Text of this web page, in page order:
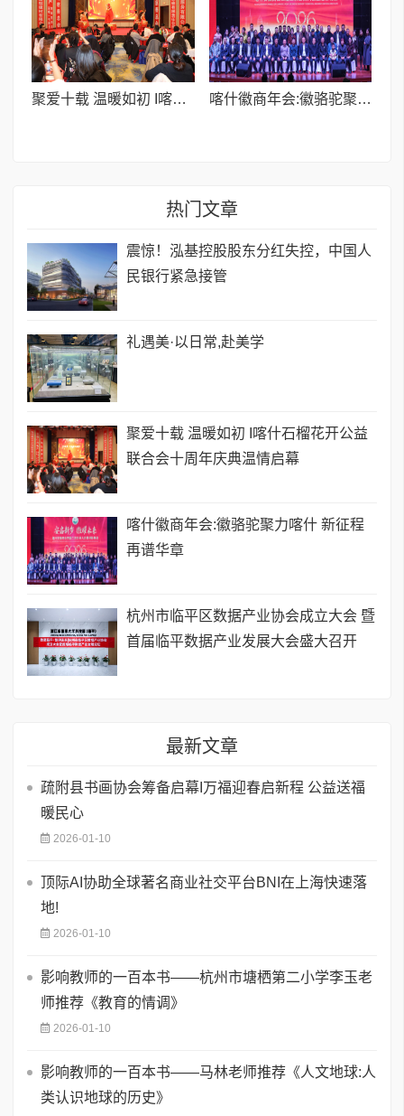
聚爱十载 温暖如初 I喀什石榴花开公益联合会十周年庆典温情启幕 喀什徽商年会:徽骆驼聚力喀什 新征程再谱华章
热门文章
震惊！泓基控股股东分红失控，中国人
民银行紧急接管
礼遇美·以日常,赴美学
聚爱十载 温暖如初 I喀什石榴花开公益
联合会十周年庆典温情启幕
喀什徽商年会:徽骆驼聚力喀什 新征程
再谱华章
杭州市临平区数据产业协会成立大会 暨
首届临平数据产业发展大会盛大召开
最新文章
疏附县书画协会筹备启幕I万福迎春启新程 公益送福
暖民心
2026-01-10
顶际AI协助全球著名商业社交平台BNI在上海快速落
地!
2026-01-10
影响教师的一百本书——杭州市塘栖第二小学李玉老
师推荐《教育的情调》
2026-01-10
影响教师的一百本书——马林老师推荐《人文地球:人
类认识地球的历史》